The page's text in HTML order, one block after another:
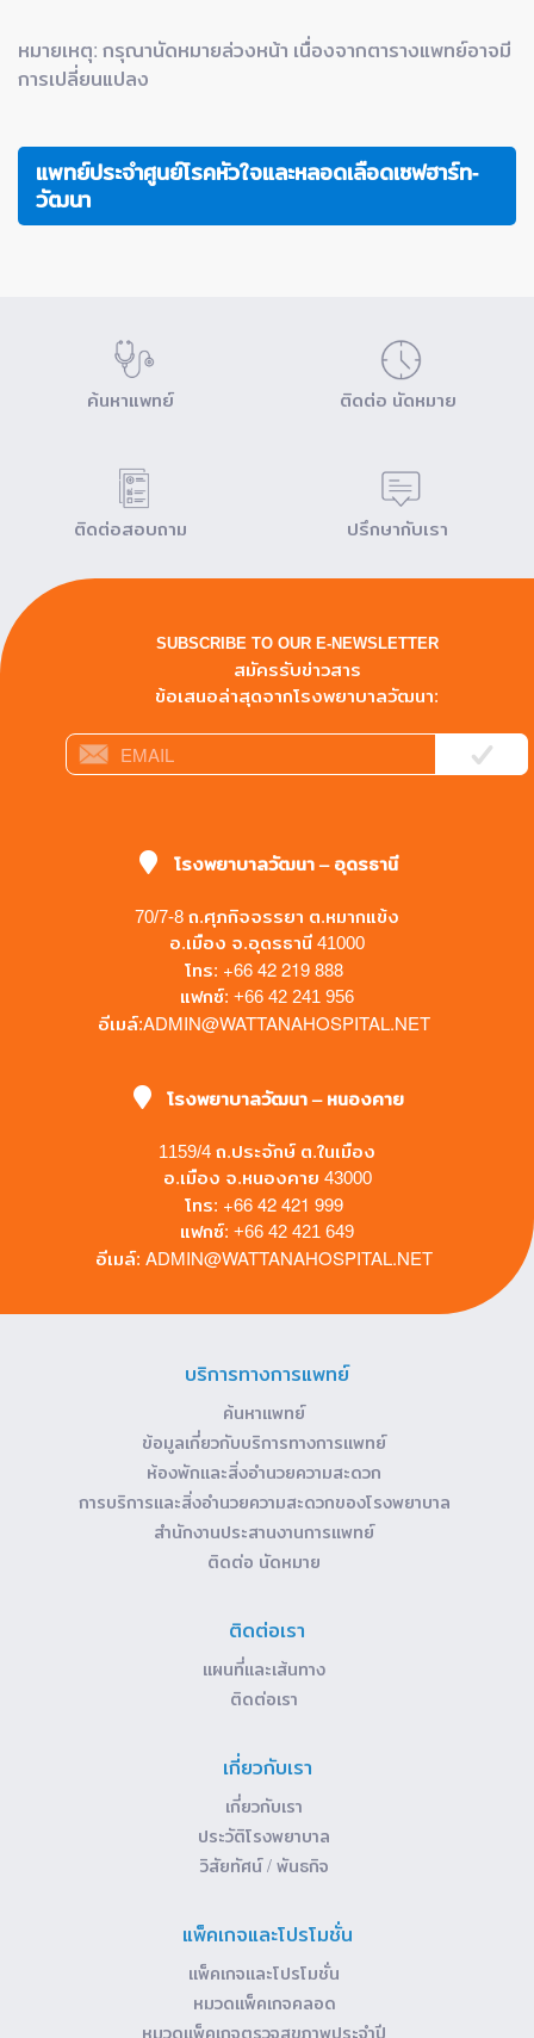
หมายเหตุ: กรุณานัดหมายล่วงหน้า เนื่องจากตารางแพทย์อาจมี
การเปลี่ยนแปลง
แพทย์ประจำศูนย์โรคหัวใจและหลอดเลือดเซฟฮาร์ท-
วัฒนา
ค้นหาแพทย์ ติดต่อ นัดหมาย
ติดต่อสอบถาม ปรึกษากับเรา
SUBSCRIBE TO OUR E-NEWSLETTER
สมัครรับข่าวสาร
ข้อเสนอล่าสุดจากโรงพยาบาลวัฒนา:
โรงพยาบาลวัฒนา – อุดรธานี
70/7-8 ถ.ศุภกิจจรรยา ต.หมากแข้ง
อ.เมือง จ.อุดรธานี 41000
โทร: +66 42 219 888
แฟกซ์: +66 42 241 956
อีเมล์:ADMIN@WATTANAHOSPITAL.NET
โรงพยาบาลวัฒนา – หนองคาย
1159/4 ถ.ประจักษ์ ต.ในเมือง
อ.เมือง จ.หนองคาย 43000
โทร: +66 42 421 999
แฟกซ์: +66 42 421 649
อีเมล์: ADMIN@WATTANAHOSPITAL.NET
บริการทางการแพทย์
ค้นหาแพทย์
ข้อมูลเกี่ยวกับบริการทางการแพทย์
ห้องพักและสิ่งอำนวยความสะดวก
การบริการและสิ่งอำนวยความสะดวกของโรงพยาบาล
สำนักงานประสานงานการแพทย์
ติดต่อ นัดหมาย
ติดต่อเรา
แผนที่และเส้นทาง
ติดต่อเรา
เกี่ยวกับเรา
เกี่ยวกับเรา
ประวัติโรงพยาบาล
วิสัยทัศน์ / พันธกิจ
แพ็คเกจและโปรโมชั่น
แพ็คเกจและโปรโมชั่น
หมวดแพ็คเกจคลอด
หมวดแพ็คเกจตรวจสุขภาพประจำปี